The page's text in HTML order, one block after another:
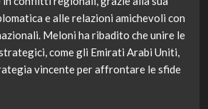
e alle relazioni amichevoli con
Meloni ha ribadito che unire le
come gli Emirati Arabi Uniti,
vincente per affrontare le sfide